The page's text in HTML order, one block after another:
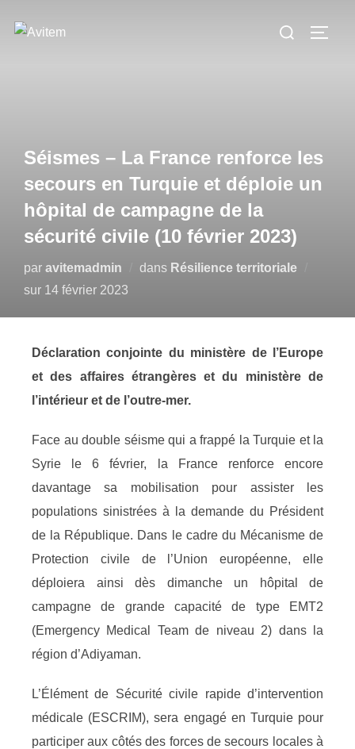
Séismes – La France renforce les
secours en Turquie et déploie un
hôpital de campagne de la
sécurité civile (10 février 2023)
par avitemadmin dans Résilience territoriale
sur 14 février 2023
Déclaration conjointe du ministère de l’Europe
et des affaires étrangères et du ministère de
l’intérieur et de l’outre-mer.
Face au double séisme qui a frappé la Turquie et la
Syrie le 6 février, la France renforce encore
davantage sa mobilisation pour assister les
populations sinistrées à la demande du Président
de la République. Dans le cadre du Mécanisme de
Protection civile de l’Union européenne, elle
déploiera ainsi dès dimanche un hôpital de
campagne de grande capacité de type EMT2
(Emergency Medical Team de niveau 2) dans la
région d’Adiyaman.
L’Élément de Sécurité civile rapide d’intervention
médicale (ESCRIM), sera engagé en Turquie pour
participer aux côtés des forces de secours locales à